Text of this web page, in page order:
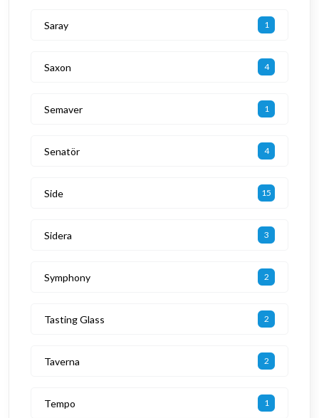
Saray 1
Saxon 4
Semaver 1
Senatör 4
Side 15
Sidera 3
Symphony 2
Tasting Glass 2
Taverna 2
Tempo 1